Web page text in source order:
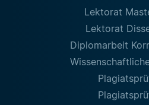
Lektorat
Lektorat
Diplomarbeit